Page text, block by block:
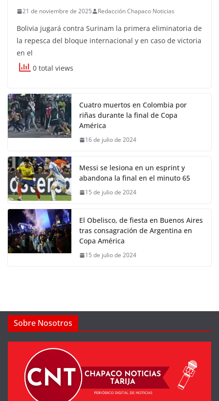
21 de noviembre de 2025 Redacción Chapaco Noticias
Bolivia jugará contra Surinam la primera eliminatoria de
la repesca del bloque internacional y en caso de victoria
en el
0 total views
Cuatro muertos en Colombia por
riñas durante la final de Copa
América
16 de julio de 2024
Messi se lesiona en un esprint y
abandona la final en el minuto 65
15 de julio de 2024
El Obelisco, de fiesta en Buenos Aires
tras consagración de Argentina en
Copa América
15 de julio de 2024
Sobre Nosotros